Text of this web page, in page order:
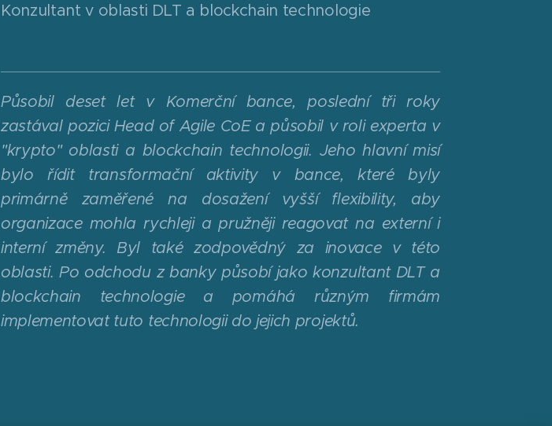
Konzultant v oblasti DLT a blockchain technologie
Působil deset let v Komerční bance, poslední tři roky
zastával pozici Head of Agile CoE a působil v roli experta v
"krypto" oblasti a blockchain technologii. Jeho hlavní misí
bylo řídit transformační aktivity v bance, které byly
primárně zaměřené na dosažení vyšší flexibility, aby
organizace mohla rychleji a pružněji reagovat na externí i
interní změny. Byl také zodpovědný za inovace v této
oblasti. Po odchodu z banky působí jako konzultant DLT a
blockchain technologie a pomáhá různým firmám
implementovat tuto technologii do jejich projektů.